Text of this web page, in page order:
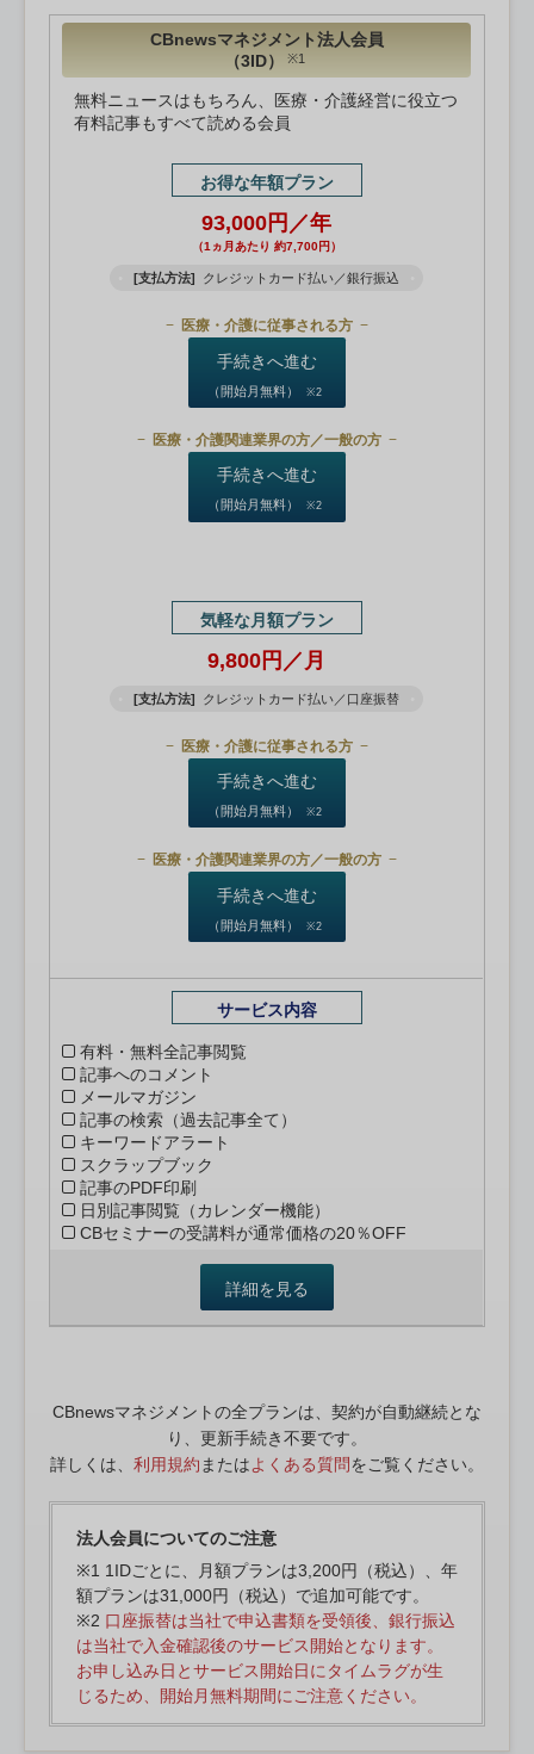
CBnewsマネジメント法人会員
（3ID）
※1
無料ニュースはもちろん、医療・介護経営に役立つ
有料記事もすべて読める会員
お得な年額プラン
93,000円／年
（1ヵ月あたり 約7,700円）
[支払方法] クレジットカード払い／銀行振込
医療・介護に従事される方
手続きへ進む
（開始月無料） ※2
医療・介護関連業界の方／一般の方
手続きへ進む
（開始月無料） ※2
気軽な月額プラン
9,800円／月
[支払方法] クレジットカード払い／口座振替
医療・介護に従事される方
手続きへ進む
（開始月無料） ※2
医療・介護関連業界の方／一般の方
手続きへ進む
（開始月無料） ※2
サービス内容
有料・無料全記事閲覧
記事へのコメント
メールマガジン
記事の検索（過去記事全て）
キーワードアラート
スクラップブック
記事のPDF印刷
日別記事閲覧（カレンダー機能）
CBセミナーの受講料が通常価格の20％OFF
詳細を見る
CBnewsマネジメントの全プランは、契約が自動継続とな
り、更新手続き不要です。
詳しくは、 利用規約 またはよくある質問をご覧ください。
法人会員についてのご注意
※1 1IDごとに、月額プランは3,200円（税込）、年
額プランは31,000円（税込）で追加可能です。
※2 口座振替は当社で申込書類を受領後、銀行振込
は当社で入金確認後のサービス開始となります。
お申し込み日とサービス開始日にタイムラグが生
じるため、開始月無料期間にご注意ください。